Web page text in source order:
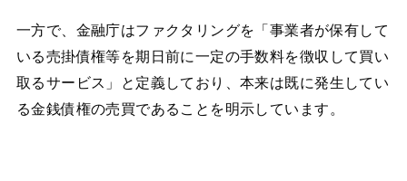
一方で、金融庁はファクタリングを「事業者が保有して
いる売掛債権等を期日前に一定の手数料を徴収して買い
取るサービス」と定義しており、本来は既に発生してい
る金銭債権の売買であることを明示しています。